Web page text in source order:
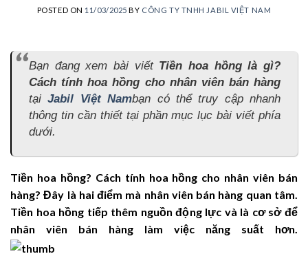
POSTED ON 11/03/2025 BY CÔNG TY TNHH JABIL VIỆT NAM
Bạn đang xem bài viết Tiền hoa hồng là gì?
Cách tính hoa hồng cho nhân viên bán hàng
tạiJabil Việt Nambạn có thể truy cập nhanh
thông tin cần thiết tại phần mục lục bài viết phía
dưới.
Tiền hoa hồng? Cách tính hoa hồng cho nhân viên bán
hàng? Đây là hai điểm mà nhân viên bán hàng quan tâm.
Tiền hoa hồng tiếp thêm nguồn động lực và là cơ sở để
nhân viên bán hàng làm việc năng suất hơn.